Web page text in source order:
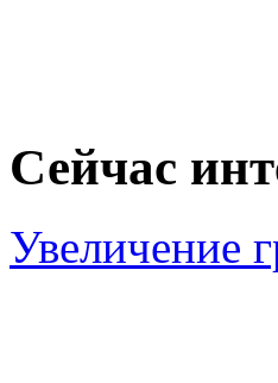
Сейчас
Увеличение